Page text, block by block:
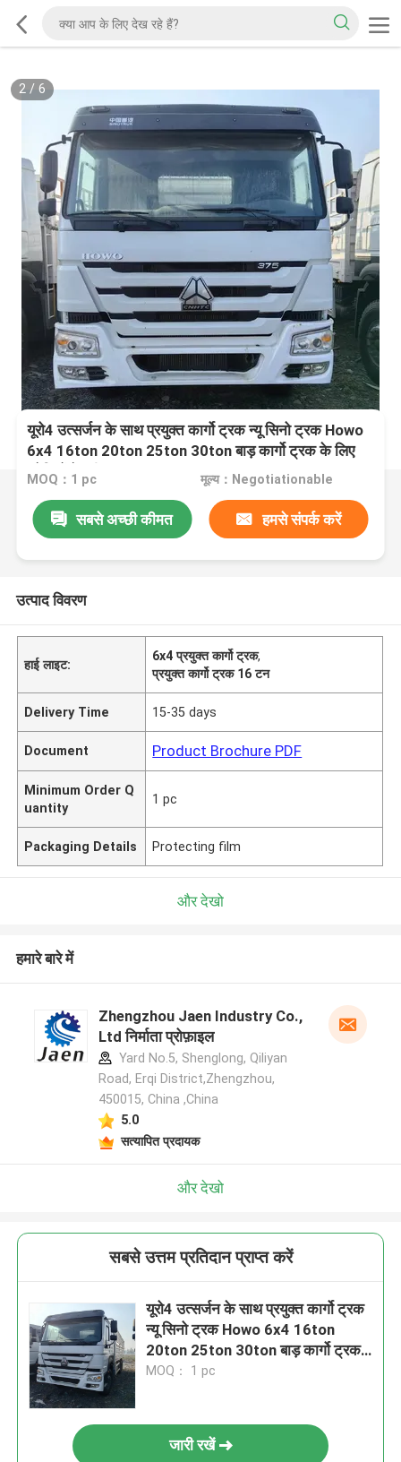
2/ 6
यूरो4 उत्सर्जन के साथ प्रयुक्त कार्गो ट्रक न्यू सिनो ट्रक Howo
6x4 16ton 20ton 25ton 30ton बाड़ कार्गो ट्रक के लिए
मवेशियों के जीवन
MOQ：1 pc मूल्य：Negotiationable
सबसे अच्छी कीमत हमसे संपर्क करें
उत्पाद विवरण
हाई लाइट:
6x4 प्रयुक्त कार्गो ट्रक,
प्रयुक्त कार्गो ट्रक 16 टन
Delivery Time 15-35 days
Document Product Brochure PDF
Minimum Order Q
uantity
1 pc
Packaging Details Protecting film
और देखो
हमारे बारे में
Zhengzhou Jaen Industry Co.,
Ltd निर्माता प्रोफ़ाइल
Yard No.5, Shenglong, Qiliyan
Road, Erqi District,Zhengzhou,
450015, China ,China
5.0
सत्यापित प्रदायक
और देखो
सबसे उत्तम प्रतिदान प्राप्त करें
यूरो4 उत्सर्जन के साथ प्रयुक्त कार्गो ट्रक
न्यू सिनो ट्रक Howo 6x4 16ton
20ton 25ton 30ton बाड़ कार्गो ट्रक
के लिए मवेशियों के जीवन
MOQ： 1 pc
जारी रखें